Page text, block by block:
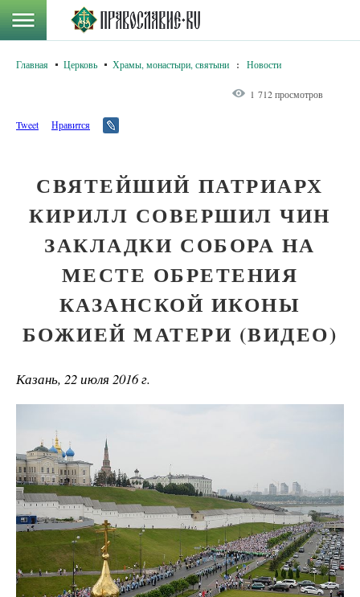
Главная Церковь Храмы, монастыри, святыни : Новости
1 712 просмотров
Tweet Нравится
СВЯТЕЙШИЙ ПАТРИАРХ
КИРИЛЛ СОВЕРШИЛ ЧИН
ЗАКЛАДКИ СОБОРА НА
МЕСТЕ ОБРЕТЕНИЯ
КАЗАНСКОЙ ИКОНЫ
БОЖИЕЙ МАТЕРИ (ВИДЕО)
Казань, 22 июля 2016 г.